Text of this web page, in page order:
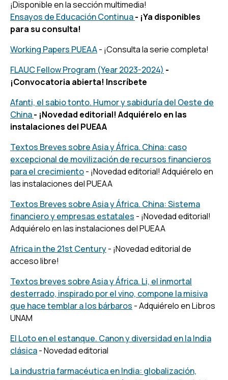
¡Disponible en la sección multimedia!
Ensayos de Educación Continua- ¡Ya disponibles
para su consulta!
Working Papers PUEAA- ¡Consulta la serie completa!
FLAUC Fellow Program (Year 2023-2024) -
¡Convocatoria abierta! Inscríbete
Afanti, el sabio tonto. Humor y sabiduría del Oeste de
China- ¡Novedad editorial! Adquiérelo en las
instalaciones del PUEAA
Textos Breves sobre Asia y África. China: caso
excepcional de movilización de recursos financieros
para el crecimiento- ¡Novedad editorial! Adquiérelo en
las instalaciones del PUEAA
Textos Breves sobre Asia y África. China: Sistema
financiero y empresas estatales - ¡Novedad editorial!
Adquiérelo en las instalaciones del PUEAA
Africa in the 21st Century- ¡Novedad editorial de
acceso libre!
Textos breves sobre Asia y África. Li, el inmortal
desterrado, inspirado por el vino, compone la misiva
que hace temblar a los bárbaros - Adquiérelo en Libros
UNAM
El Loto en el estanque. Canon y diversidad en la India
clásica- Novedad editorial
La industria farmacéutica en India: globalización,